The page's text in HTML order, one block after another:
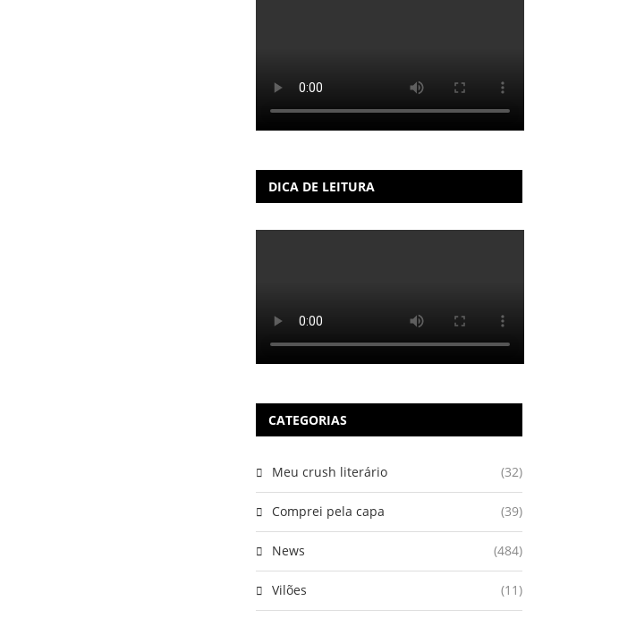
DICA DE LEITURA
CATEGORIAS
Meu crush literário (32)
Comprei pela capa (39)
News (484)
Vilões (11)